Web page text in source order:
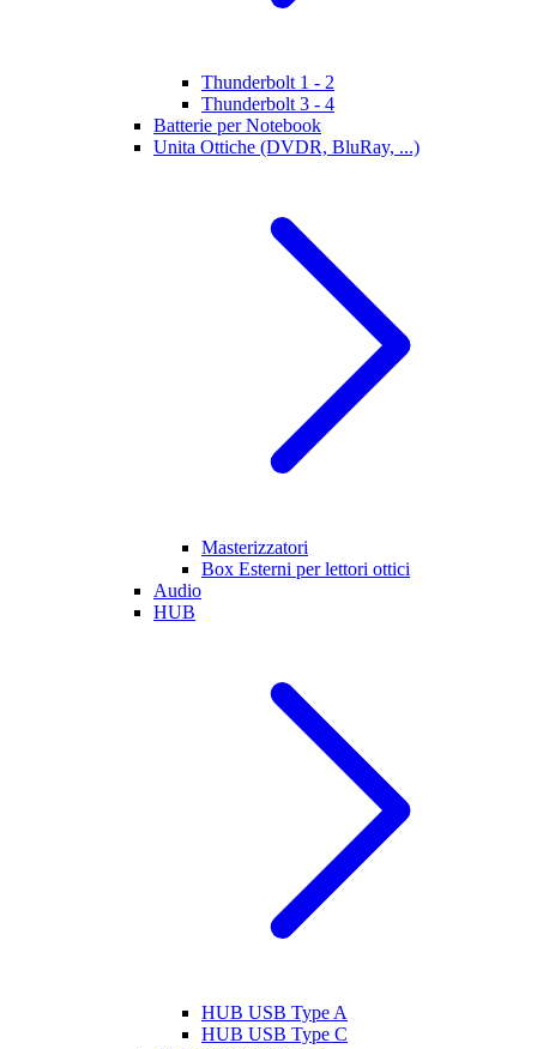
Thunderbolt 1 - 2
Thunderbolt 3 - 4
Batterie per Notebook
Unita Ottiche (DVDR, BluRay, ...)
Masterizzatori
Box Esterni per lettori ottici
Audio
HUB
HUB USB Type A
HUB USB Type C